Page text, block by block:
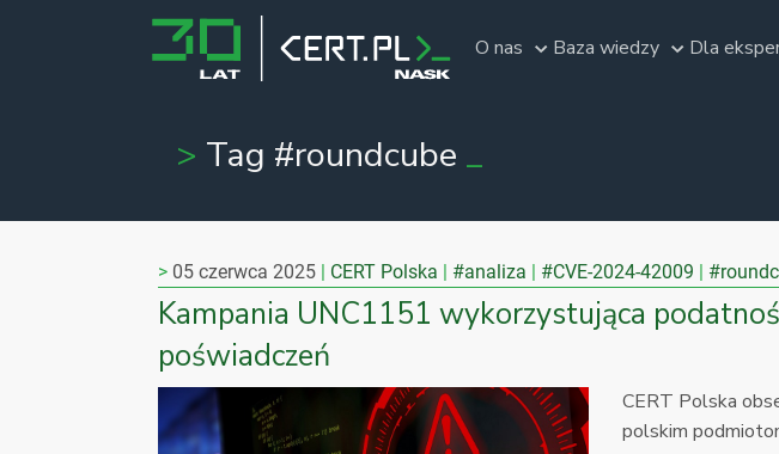
O nas Baza wiedzy Dla
Tag #roundcube
05 czerwca 2025 CERT Polska #analiza #CVE-2024-42009
Kampania UNC1151 wykorzystująca
poświadczeń
CERT Polska
polskim